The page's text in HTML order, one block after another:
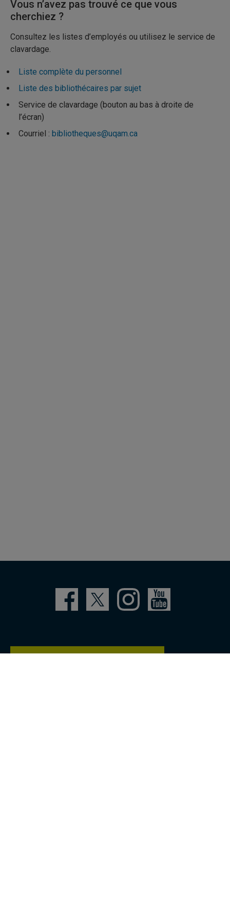
Vous n’avez pas trouvé ce que vous
cherchiez ?
Consultez les listes d’employés ou utilisez le service de
clavardage.
Liste complète du personnel
Liste des bibliothécaires par sujet
Service de clavardage (bouton au bas à droite de
l’écran)
Courriel : bibliotheques@uqam.ca